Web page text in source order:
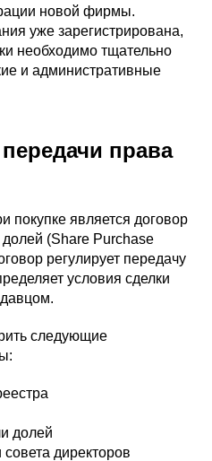
новой фирмы.
уже зарегистрирована,
необходимо тщательно
и административные
права
является договор
(Share Purchase
регулирует передачу
условия сделки
следующие
долей
директоров